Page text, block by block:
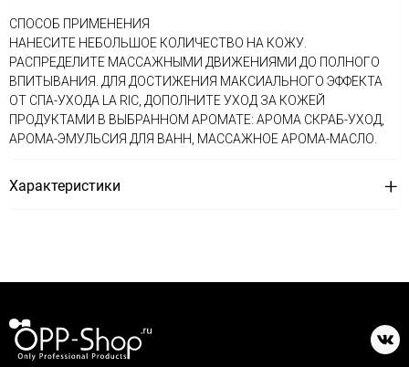
СПОСОБ ПРИМЕНЕНИЯ
НАНЕСИТЕ НЕБОЛЬШОЕ КОЛИЧЕСТВО НА КОЖУ.
РАСПРЕДЕЛИТЕ МАССАЖНЫМИ ДВИЖЕНИЯМИ ДО ПОЛНОГО
ВПИТЫВАНИЯ. ДЛЯ ДОСТИЖЕНИЯ МАКСИАЛЬНОГО ЭФФЕКТА
ОТ СПА-УХОДА LA RIC, ДОПОЛНИТЕ УХОД ЗА КОЖЕЙ
ПРОДУКТАМИ В ВЫБРАННОМ АРОМАТЕ: АРОМА СКРАБ-УХОД,
АРОМА-ЭМУЛЬСИЯ ДЛЯ ВАНН, МАССАЖНОЕ АРОМА-МАСЛО.
Характеристики